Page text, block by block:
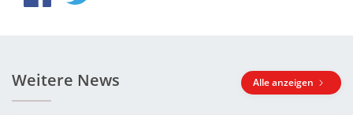
Weitere News Alle anzeigen